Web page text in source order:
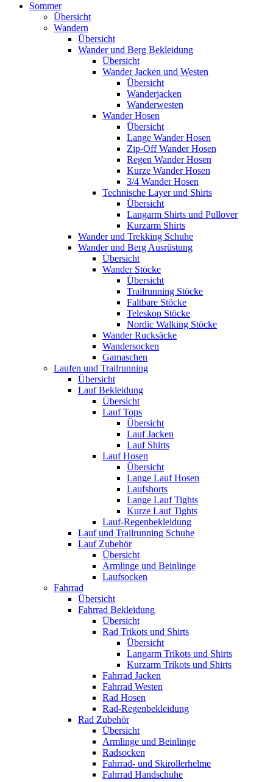
Sommer
Übersicht
Wandern
Übersicht
Wander und Berg Bekleidung
Übersicht
Wander Jacken und Westen
Übersicht
Wanderjacken
Wanderwesten
Wander Hosen
Übersicht
Lange Wander Hosen
Zip-Off Wander Hosen
Regen Wander Hosen
Kurze Wander Hosen
3/4 Wander Hosen
Technische Layer und Shirts
Übersicht
Langarm Shirts und Pullover
Kurzarm Shirts
Wander und Trekking Schuhe
Wander und Berg Ausrüstung
Übersicht
Wander Stöcke
Übersicht
Trailrunning Stöcke
Faltbare Stöcke
Teleskop Stöcke
Nordic Walking Stöcke
Wander Rucksäcke
Wandersocken
Gamaschen
Laufen und Trailrunning
Übersicht
Lauf Bekleidung
Übersicht
Lauf Tops
Übersicht
Lauf Jacken
Lauf Shirts
Lauf Hosen
Übersicht
Lange Lauf Hosen
Laufshorts
Lange Lauf Tights
Kurze Lauf Tights
Lauf-Regenbekleidung
Lauf und Trailrunning Schuhe
Lauf Zubehör
Übersicht
Armlinge und Beinlinge
Laufsocken
Fahrrad
Übersicht
Fahrrad Bekleidung
Übersicht
Rad Trikots und Shirts
Übersicht
Langarm Trikots und Shirts
Kurzarm Trikots und Shirts
Fahrrad Jacken
Fahrrad Westen
Rad Hosen
Rad-Regenbekleidung
Rad Zubehör
Übersicht
Armlinge und Beinlinge
Radsocken
Fahrrad- und Skirollerhelme
Fahrrad Handschuhe